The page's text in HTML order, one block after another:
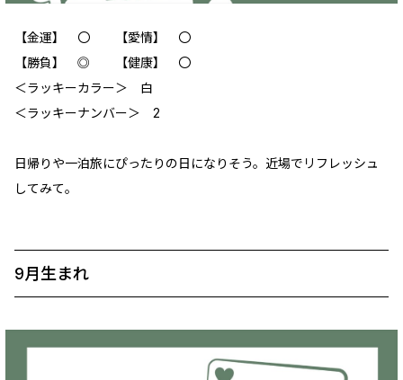
【金運】 ‪〇 【愛情】 ‪〇
【勝負】 ◎ 【健康】 ‪〇
＜ラッキーカラー＞ 白
＜ラッキーナンバー＞ 2
日帰りや一泊旅にぴったりの日になりそう。近場でリフレッシュ
してみて。
9月生まれ